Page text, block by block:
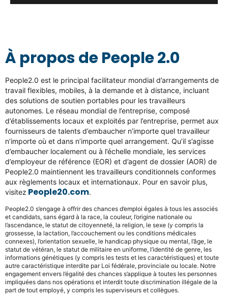
À propos de People 2.0
People2.0 est le principal facilitateur mondial d’arrangements de
travail flexibles, mobiles, à la demande et à distance, incluant
des solutions de soutien portables pour les travailleurs
autonomes. Le réseau mondial de l’entreprise, composé
d’établissements locaux et exploités par l’entreprise, permet aux
fournisseurs de talents d’embaucher n’importe quel travailleur
n’importe où et dans n’importe quel arrangement. Qu’il s’agisse
d’embaucher localement ou à l’échelle mondiale, les services
d’employeur de référence (EOR) et d’agent de dossier (AOR) de
People2.0 maintiennent les travailleurs conditionnels conformes
aux règlements locaux et internationaux. Pour en savoir plus,
visitez People20.com.
People2.0 s’engage à offrir des chances d’emploi égales à tous les associés
et candidats, sans égard à la race, la couleur, l’origine nationale ou
l’ascendance, le statut de citoyenneté, la religion, le sexe (y compris la
grossesse, la lactation, l’accouchement ou les conditions médicales
connexes), l’orientation sexuelle, le handicap physique ou mental, l’âge, le
statut de vétéran, le statut de militaire en uniforme, l’identité de genre, les
informations génétiques (y compris les tests et les caractéristiques) et toute
autre caractéristique interdite par Loi fédérale, provinciale ou locale. Notre
engagement envers l’égalité des chances s’applique à toutes les personnes
impliquées dans nos opérations et interdit toute discrimination illégale de la
part de tout employé, y compris les superviseurs et collègues.